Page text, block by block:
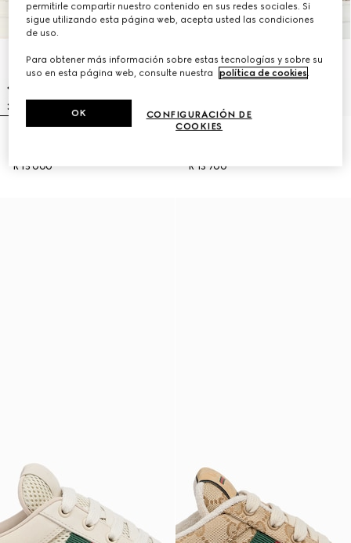
R 15 000
R 13 700
permitirle compartir nuestro contenido en sus redes sociales. Si
sigue utilizando esta página web, acepta usted las condiciones
de uso.
Para obtener más información sobre estas tecnologías y sobre su
uso en esta página web, consulte nuestra
política de cookies.
CONFIGURACIÓN DE
COOKIES
OK